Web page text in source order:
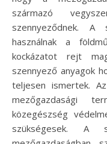
származó
szennyeződnek. A
használnak a
kockázatot rejt
szennyező anyagok
teljesen ismertek.
mezőgazdasági
közegészség
szükségesek. A